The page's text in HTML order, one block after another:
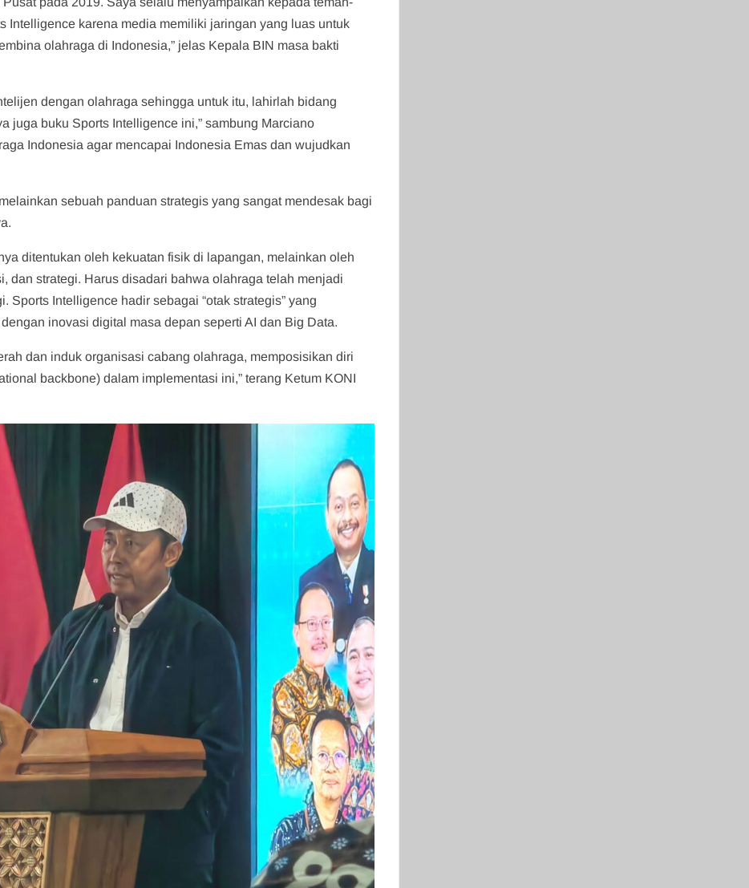
Intelligence karena media memiliki jaringan yang luas untuk
olahraga di Indonesia,” jelas Kepala BIN masa bakti
dengan olahraga sehingga untuk itu, lahirlah bidang
juga buku Sports Intelligence ini,” sambung Marciano
Indonesia agar mencapai Indonesia Emas dan wujudkan
sebuah panduan strategis yang sangat mendesak bagi
ditentukan oleh kekuatan fisik di lapangan, melainkan oleh
dan strategi. Harus disadari bahwa olahraga telah menjadi
Sports Intelligence hadir sebagai “otak strategis” yang
inovasi digital masa depan seperti AI dan Big Data.
dan induk organisasi cabang olahraga, memposisikan diri
backbone) dalam implementasi ini,” terang Ketum KONI